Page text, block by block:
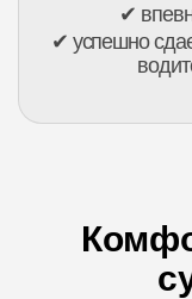
✔
✔ успешно